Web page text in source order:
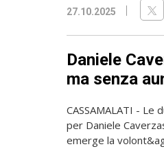
27.10.2025
Daniele
ma senza
CASSAMALATI -
per Daniele
emerge la